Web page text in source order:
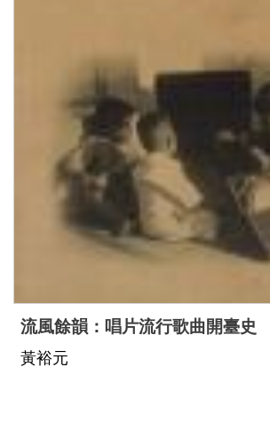
流風餘韻：唱片流行歌曲開臺史
黃裕元